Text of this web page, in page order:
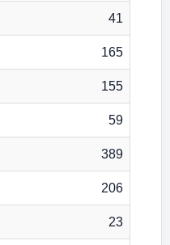
41
165
155
59
389
206
23